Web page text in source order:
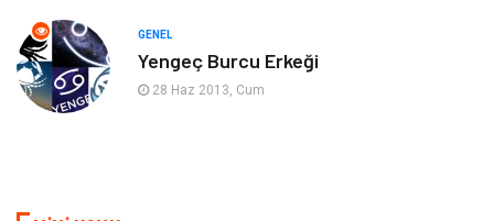
Evlilik Rehberi
Astroloji Keyfinizi Kaçırmayın
GENEL
Yengeç Burcu Erkeği
28 Haz 2013, Cum